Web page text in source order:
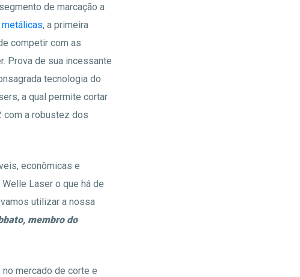
de marcação a
, a primeira
competir com as
Prova de sua incessante
tecnologia do
a qual permite cortar
com a robustez dos
econômicas e
Laser o que há de
utilizar a nossa
membro do
mercado de corte e